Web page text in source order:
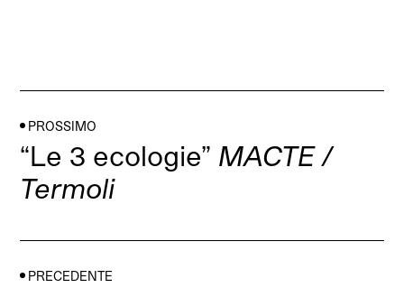
PROSSIMO
“Le 3 ecologie” MACTE /
Termoli
PRECEDENTE